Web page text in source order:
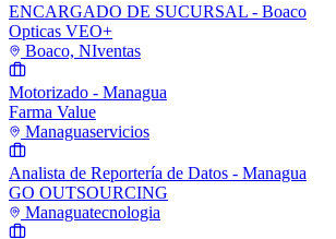
ENCARGADO DE SUCURSAL - Boaco
Opticas VEO+
Boaco, NIventas
Motorizado - Managua
Farma Value
Managuaservicios
Analista de Reportería de Datos - Managua
GO OUTSOURCING
Managuatecnologia